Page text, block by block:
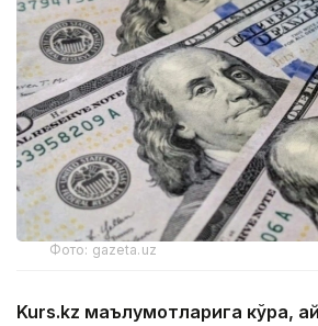
Фото: gazeta.uz
Kurs.kz маълумотларига кўра,